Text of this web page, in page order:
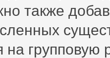
также
на групповую